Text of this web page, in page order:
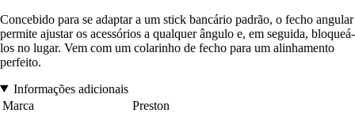
Concebido para se adaptar a um stick bancário padrão, o fecho angular
permite ajustar os acessórios a qualquer ângulo e, em seguida, bloqueá-
los no lugar. Vem com um colarinho de fecho para um alinhamento
perfeito.
Informações adicionais
Marca
Preston